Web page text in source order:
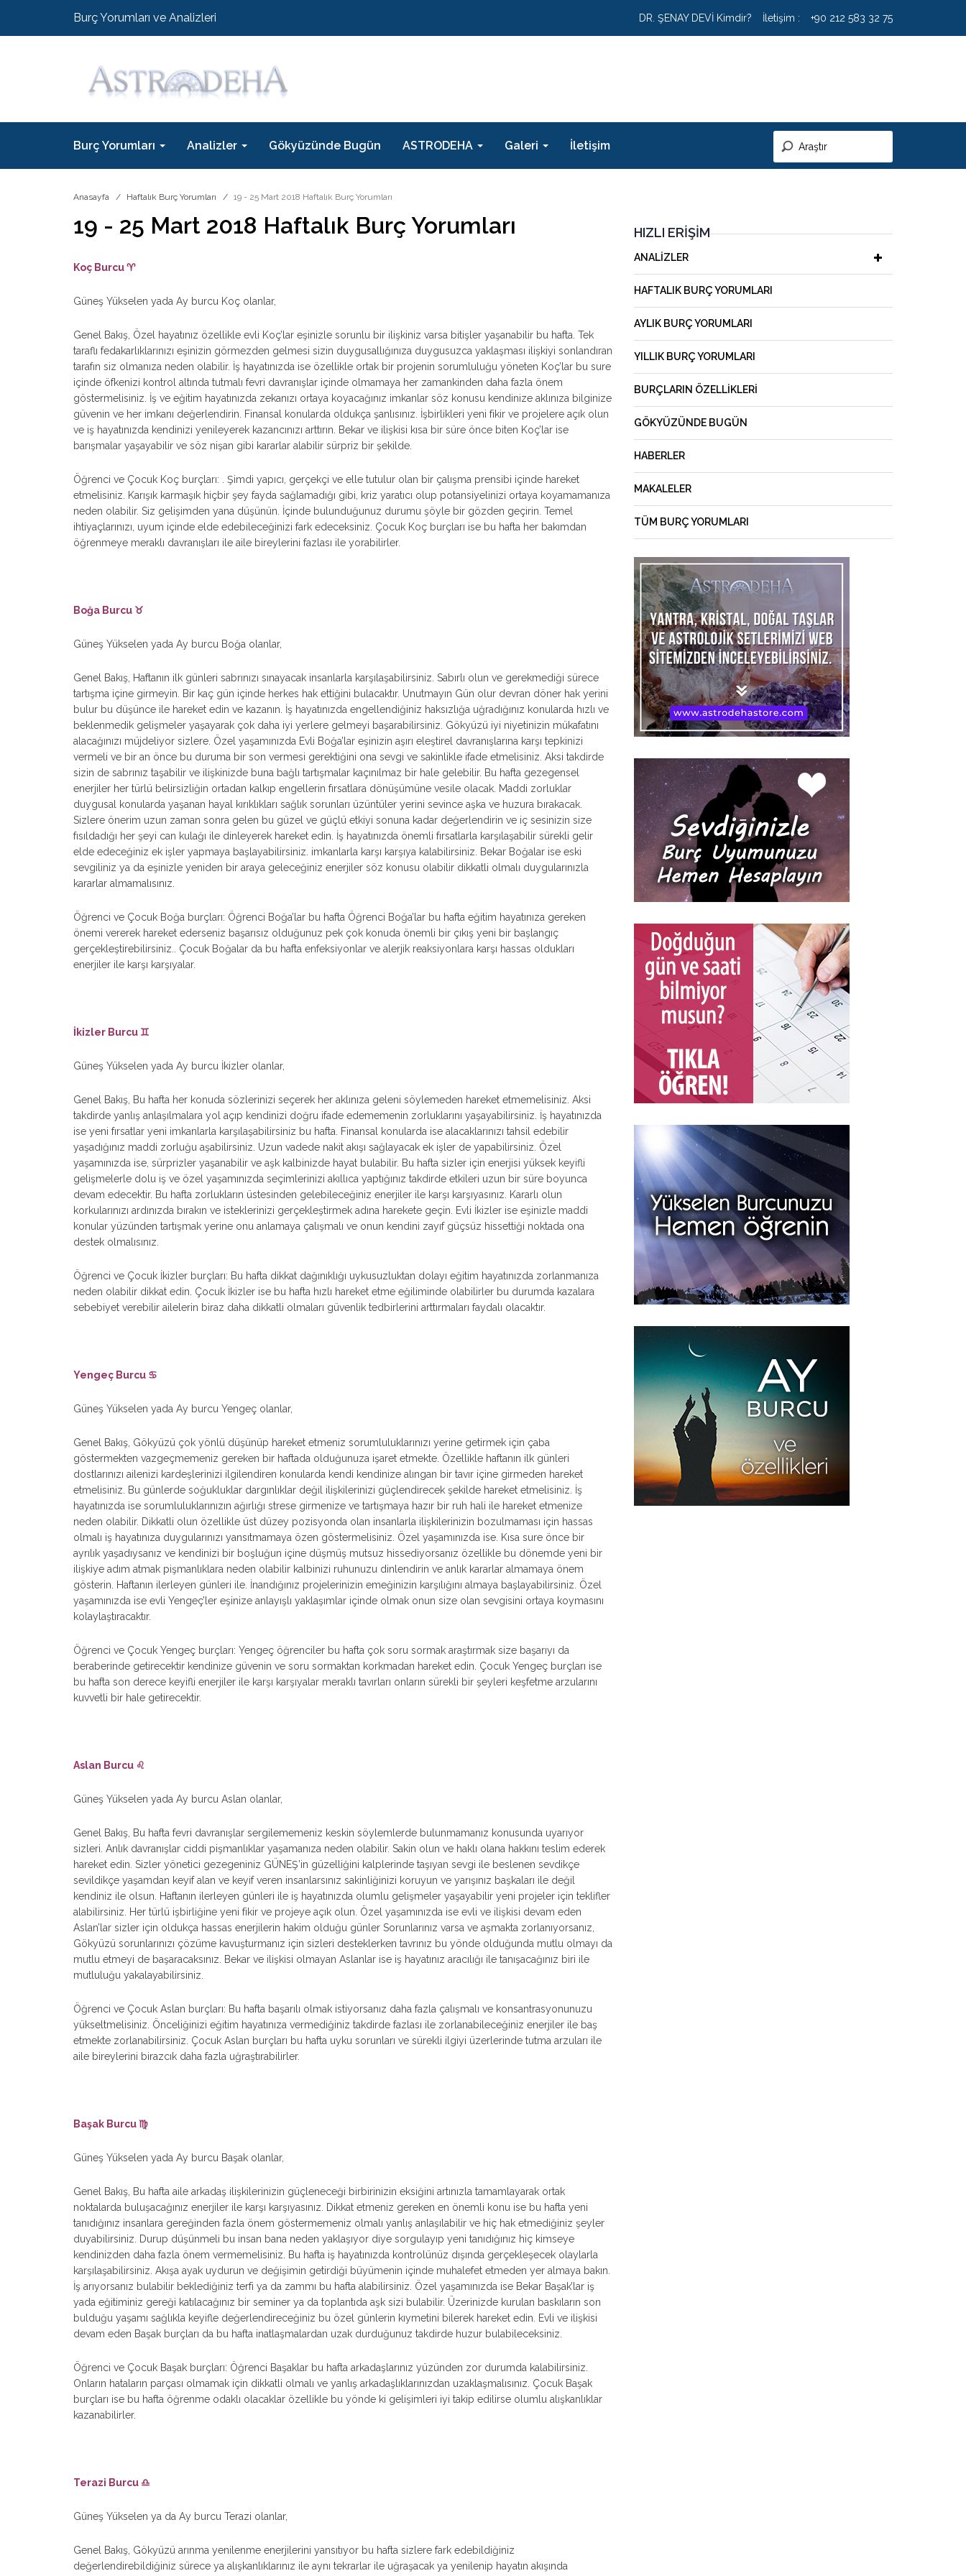
Burç Yorumları ve Analizleri DR. ŞENAY DEVİ Kimdir? İletişim : +90 212 583 32 75
Burç Yorumları Analizler Gökyüzünde Bugün ASTRODEHA Galeri İletişim
Anasayfa Haftalık Burç Yorumları 19 - 25 Mart 2018 Haftalık Burç Yorumları
19 - 25 Mart 2018 Haftalık Burç Yorumları
Koç Burcu ♈
Güneş Yükselen yada Ay burcu Koç olanlar,
Genel Bakış, Özel hayatınız özellikle evli Koç’lar eşinizle sorunlu bir ilişkiniz varsa bitişler yaşanabilir bu hafta. Tek
taraflı fedakarlıklarınızı eşinizin görmezden gelmesi sizin duygusallığınıza duygusuzca yaklaşması ilişkiyi sonlandıran
tarafın siz olmanıza neden olabilir. İş hayatınızda ise özellikle ortak bir projenin sorumluluğu yöneten Koç’lar bu sure
içinde öfkenizi kontrol altında tutmalı fevri davranışlar içinde olmamaya her zamankinden daha fazla önem
göstermelisiniz. İş ve eğitim hayatınızda zekanızı ortaya koyacağınız imkanlar söz konusu kendinize aklınıza bilginize
güvenin ve her imkanı değerlendirin. Finansal konularda oldukça şanlısınız. İşbirlikleri yeni fikir ve projelere açık olun
ve iş hayatınızda kendinizi yenileyerek kazancınızı arttırın. Bekar ve ilişkisi kısa bir süre önce biten Koç’lar ise
barışmalar yaşayabilir ve söz nişan gibi kararlar alabilir sürpriz bir şekilde.
Öğrenci ve Çocuk Koç burçları: . Şimdi yapıcı, gerçekçi ve elle tutulur olan bir çalışma prensibi içinde hareket
etmelisiniz. Karışık karmaşık hiçbir şey fayda sağlamadığı gibi, kriz yaratıcı olup potansiyelinizi ortaya koyamamanıza
neden olabilir. Siz gelişimden yana düşünün. İçinde bulunduğunuz durumu şöyle bir gözden geçirin. Temel
ihtiyaçlarınızı, uyum içinde elde edebileceğinizi fark edeceksiniz. Çocuk Koç burçları ise bu hafta her bakımdan
öğrenmeye meraklı davranışları ile aile bireylerini fazlası ile yorabilirler.
Boğa Burcu ♉
Güneş Yükselen yada Ay burcu Boğa olanlar,
Genel Bakış, Haftanın ilk günleri sabrınızı sınayacak insanlarla karşılaşabilirsiniz. Sabırlı olun ve gerekmediği sürece
tartışma içine girmeyin. Bir kaç gün içinde herkes hak ettiğini bulacaktır. Unutmayın Gün olur devran döner hak yerini
bulur bu düşünce ile hareket edin ve kazanın. İş hayatınızda engellendiğiniz haksızlığa uğradığınız konularda hızlı ve
beklenmedik gelişmeler yaşayarak çok daha iyi yerlere gelmeyi başarabilirsiniz. Gökyüzü iyi niyetinizin mükafatını
alacağınızı müjdeliyor sizlere. Özel yaşamınızda Evli Boğa’lar eşinizin aşırı eleştirel davranışlarına karşı tepkinizi
vermeli ve bir an önce bu duruma bir son vermesi gerektiğini ona sevgi ve sakinlikle ifade etmelisiniz. Aksi takdirde
sizin de sabrınız taşabilir ve ilişkinizde buna bağlı tartışmalar kaçınılmaz bir hale gelebilir. Bu hafta gezegensel
enerjiler her türlü belirsizliğin ortadan kalkıp engellerin fırsatlara dönüşümüne vesile olacak. Maddi zorluklar
duygusal konularda yaşanan hayal kırıklıkları sağlık sorunları üzüntüler yerini sevince aşka ve huzura bırakacak.
Sizlere önerim uzun zaman sonra gelen bu güzel ve güçlü etkiyi sonuna kadar değerlendirin ve iç sesinizin size
fısıldadığı her şeyi can kulağı ile dinleyerek hareket edin. İş hayatınızda önemli fırsatlarla karşılaşabilir sürekli gelir
elde edeceğiniz ek işler yapmaya başlayabilirsiniz. imkanlarla karşı karşıya kalabilirsiniz. Bekar Boğalar ise eski
sevgiliniz ya da eşinizle yeniden bir araya geleceğiniz enerjiler söz konusu olabilir dikkatli olmalı duygularınızla
kararlar almamalısınız.
Öğrenci ve Çocuk Boğa burçları: Öğrenci Boğa’lar bu hafta Öğrenci Boğa’lar bu hafta eğitim hayatınıza gereken
önemi vererek hareket ederseniz başarısız olduğunuz pek çok konuda önemli bir çıkış yeni bir başlangıç
gerçekleştirebilirsiniz.. Çocuk Boğalar da bu hafta enfeksiyonlar ve alerjik reaksiyonlara karşı hassas oldukları
enerjiler ile karşı karşıyalar.
İkizler Burcu ♊
Güneş Yükselen yada Ay burcu İkizler olanlar,
Genel Bakış, Bu hafta her konuda sözlerinizi seçerek her aklınıza geleni söylemeden hareket etmemelisiniz. Aksi
takdirde yanlış anlaşılmalara yol açıp kendinizi doğru ifade edememenin zorluklarını yaşayabilirsiniz. İş hayatınızda
ise yeni fırsatlar yeni imkanlarla karşılaşabilirsiniz bu hafta. Finansal konularda ise alacaklarınızı tahsil edebilir
yaşadığınız maddi zorluğu aşabilirsiniz. Uzun vadede nakit akışı sağlayacak ek işler de yapabilirsiniz. Özel
yaşamınızda ise, sürprizler yaşanabilir ve aşk kalbinizde hayat bulabilir. Bu hafta sizler için enerjisi yüksek keyifli
gelişmelerle dolu iş ve özel yaşamınızda seçimlerinizi akıllıca yaptığınız takdirde etkileri uzun bir süre boyunca
devam edecektir. Bu hafta zorlukların üstesinden gelebileceğiniz enerjiler ile karşı karşıyasınız. Kararlı olun
korkularınızı ardınızda bırakın ve isteklerinizi gerçekleştirmek adına harekete geçin. Evli İkizler ise eşinizle maddi
konular yüzünden tartışmak yerine onu anlamaya çalışmalı ve onun kendini zayıf güçsüz hissettiği noktada ona
destek olmalısınız.
Öğrenci ve Çocuk İkizler burçları: Bu hafta dikkat dağınıklığı uykusuzluktan dolayı eğitim hayatınızda zorlanmanıza
neden olabilir dikkat edin. Çocuk İkizler ise bu hafta hızlı hareket etme eğiliminde olabilirler bu durumda kazalara
sebebiyet verebilir ailelerin biraz daha dikkatli olmaları güvenlik tedbirlerini arttırmaları faydalı olacaktır.
Yengeç Burcu ♋
Güneş Yükselen yada Ay burcu Yengeç olanlar,
Genel Bakış, Gökyüzü çok yönlü düşünüp hareket etmeniz sorumluluklarınızı yerine getirmek için çaba
göstermekten vazgeçmemeniz gereken bir haftada olduğunuza işaret etmekte. Özellikle haftanın ilk günleri
dostlarınızı ailenizi kardeşlerinizi ilgilendiren konularda kendi kendinize alıngan bir tavır içine girmeden hareket
etmelisiniz. Bu günlerde soğukluklar dargınlıklar değil ilişkilerinizi güçlendirecek şekilde hareket etmelisiniz. İş
hayatınızda ise sorumluluklarınızın ağırlığı strese girmenize ve tartışmaya hazır bir ruh hali ile hareket etmenize
neden olabilir. Dikkatli olun özellikle üst düzey pozisyonda olan insanlarla ilişkilerinizin bozulmaması için hassas
olmalı iş hayatınıza duygularınızı yansıtmamaya özen göstermelisiniz. Özel yaşamınızda ise. Kısa sure önce bir
ayrılık yaşadıysanız ve kendinizi bir boşluğun içine düşmüş mutsuz hissediyorsanız özellikle bu dönemde yeni bir
ilişkiye adım atmak pişmanlıklara neden olabilir kalbinizi ruhunuzu dinlendirin ve anlık kararlar almamaya önem
gösterin. Haftanın ilerleyen günleri ile. İnandığınız projelerinizin emeğinizin karşılığını almaya başlayabilirsiniz. Özel
yaşamınızda ise evli Yengeç’ler eşinize anlayışlı yaklaşımlar içinde olmak onun size olan sevgisini ortaya koymasını
kolaylaştıracaktır.
Öğrenci ve Çocuk Yengeç burçları: Yengeç öğrenciler bu hafta çok soru sormak araştırmak size başarıyı da
beraberinde getirecektir kendinize güvenin ve soru sormaktan korkmadan hareket edin. Çocuk Yengeç burçları ise
bu hafta son derece keyifli enerjiler ile karşı karşıyalar meraklı tavırları onların sürekli bir şeyleri keşfetme arzularını
kuvvetli bir hale getirecektir.
Aslan Burcu ♌
Güneş Yükselen yada Ay burcu Aslan olanlar,
Genel Bakış, Bu hafta fevri davranışlar sergilememeniz keskin söylemlerde bulunmamanız konusunda uyarıyor
sizleri. Anlık davranışlar ciddi pişmanlıklar yaşamanıza neden olabilir. Sakin olun ve haklı olana hakkını teslim ederek
hareket edin. Sizler yönetici gezegeniniz GÜNEŞ’in güzelliğini kalplerinde taşıyan sevgi ile beslenen sevdikçe
sevildikçe yaşamdan keyif alan ve keyif veren insanlarsınız sakinliğinizi koruyun ve yarışınız başkaları ile değil
kendiniz ile olsun. Haftanın ilerleyen günleri ile iş hayatınızda olumlu gelişmeler yaşayabilir yeni projeler için teklifler
alabilirsiniz. Her türlü işbirliğine yeni fikir ve projeye açık olun. Özel yaşamınızda ise evli ve ilişkisi devam eden
Aslan’lar sizler için oldukça hassas enerjilerin hakim olduğu günler Sorunlarınız varsa ve aşmakta zorlanıyorsanız,
Gökyüzü sorunlarınızı çözüme kavuşturmanız için sizleri desteklerken tavrınız bu yönde olduğunda mutlu olmayı da
mutlu etmeyi de başaracaksınız. Bekar ve ilişkisi olmayan Aslanlar ise iş hayatınız aracılığı ile tanışacağınız biri ile
mutluluğu yakalayabilirsiniz.
Öğrenci ve Çocuk Aslan burçları: Bu hafta başarılı olmak istiyorsanız daha fazla çalışmalı ve konsantrasyonunuzu
yükseltmelisiniz. Önceliğinizi eğitim hayatınıza vermediğiniz takdirde fazlası ile zorlanabileceğiniz enerjiler ile baş
etmekte zorlanabilirsiniz. Çocuk Aslan burçları bu hafta uyku sorunları ve sürekli ilgiyi üzerlerinde tutma arzuları ile
aile bireylerini birazcık daha fazla uğraştırabilirler.
Başak Burcu ♍
Güneş Yükselen yada Ay burcu Başak olanlar,
Genel Bakış, Bu hafta aile arkadaş ilişkilerinizin güçleneceği birbirinizin eksiğini artınızla tamamlayarak ortak
noktalarda buluşacağınız enerjiler ile karşı karşıyasınız. Dikkat etmeniz gereken en önemli konu ise bu hafta yeni
tanıdığınız insanlara gereğinden fazla önem göstermemeniz olmalı yanlış anlaşılabilir ve hiç hak etmediğiniz şeyler
duyabilirsiniz. Durup düşünmeli bu insan bana neden yaklaşıyor diye sorgulayıp yeni tanıdığınız hiç kimseye
kendinizden daha fazla önem vermemelisiniz. Bu hafta iş hayatınızda kontrolünüz dışında gerçekleşecek olaylarla
karşılaşabilirsiniz. Akışa ayak uydurun ve değişimin getirdiği büyümenin içinde muhalefet etmeden yer almaya bakın.
İş arıyorsanız bulabilir beklediğiniz terfi ya da zammı bu hafta alabilirsiniz. Özel yaşamınızda ise Bekar Başak’lar iş
yada eğitiminiz gereği katılacağınız bir seminer ya da toplantıda aşk sizi bulabilir. Üzerinizde kurulan baskıların son
bulduğu yaşamı sağlıkla keyifle değerlendireceğiniz bu özel günlerin kıymetini bilerek hareket edin. Evli ve ilişkisi
devam eden Başak burçları da bu hafta inatlaşmalardan uzak durduğunuz takdirde huzur bulabileceksiniz.
Öğrenci ve Çocuk Başak burçları: Öğrenci Başaklar bu hafta arkadaşlarınız yüzünden zor durumda kalabilirsiniz.
Onların hataların parçası olmamak için dikkatli olmalı ve yanlış arkadaşlıklarınızdan uzaklaşmalısınız. Çocuk Başak
burçları ise bu hafta öğrenme odaklı olacaklar özellikle bu yönde ki gelişimleri iyi takip edilirse olumlu alışkanlıklar
kazanabilirler.
Terazi Burcu ♎
Güneş Yükselen ya da Ay burcu Terazi olanlar,
Genel Bakış, Gökyüzü arınma yenilenme enerjilerini yansıtıyor bu hafta sizlere fark edebildiğiniz
değerlendirebildiğiniz sürece ya alışkanlıklarınız ile aynı tekrarlar ile uğraşacak ya yenilenip hayatın akışında
HIZLI ERIŞIM
ANALIZLER
HAFTALIK BURÇ YORUMLARI
AYLIK BURÇ YORUMLARI
YILLIK BURÇ YORUMLARI
BURÇLARIN ÖZELLIKLERI
GÖKYÜZÜNDE BUGÜN
HABERLER
MAKALELER
TÜM BURÇ YORUMLARI